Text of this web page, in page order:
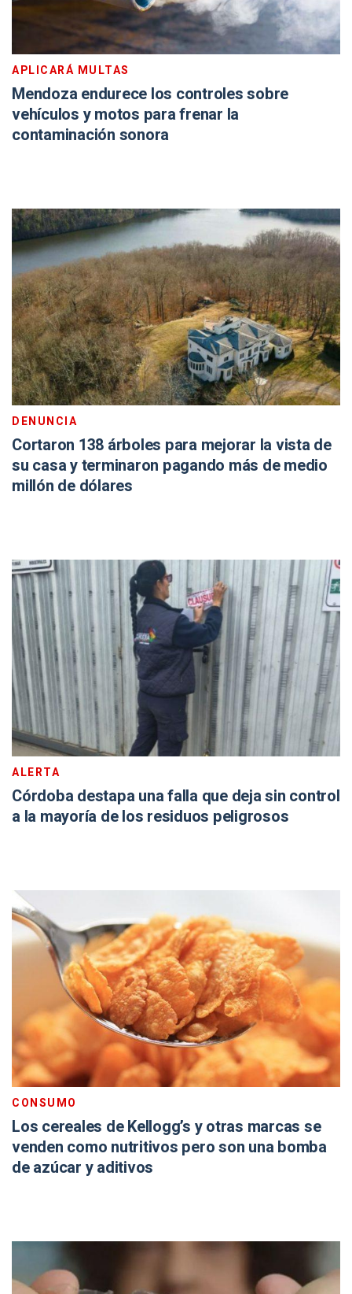
APLICARÁ MULTAS
Mendoza endurece los controles sobre
vehículos y motos para frenar la
contaminación sonora
DENUNCIA
Cortaron 138 árboles para mejorar la vista de
su casa y terminaron pagando más de medio
millón de dólares
ALERTA
Córdoba destapa una falla que deja sin control
a la mayoría de los residuos peligrosos
CONSUMO
Los cereales de Kellogg’s y otras marcas se
venden como nutritivos pero son una bomba
de azúcar y aditivos